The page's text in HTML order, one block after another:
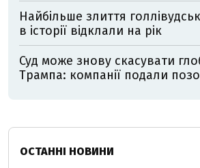
Найбільше злиття
в історії відклали на рік
Суд може знову скасувати
Трампа: компанії подали
ОСТАННІ НОВИНИ